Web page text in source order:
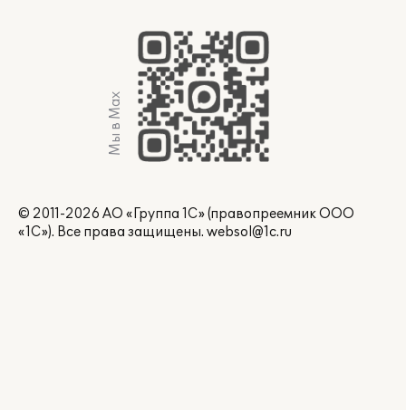
Мы в Max
© 2011-2026 АО «Группа 1С» (правопреемник ООО
«1С»). Все права защищены. websol@1c.ru